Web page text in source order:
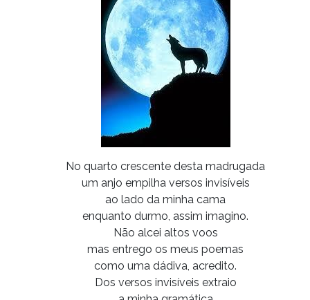
No quarto crescente desta madrugada
um anjo empilha versos invisíveis
ao lado da minha cama
enquanto durmo, assim imagino.
Não alcei altos voos
mas entrego os meus poemas
como uma dádiva, acredito.
Dos versos invisíveis extraio